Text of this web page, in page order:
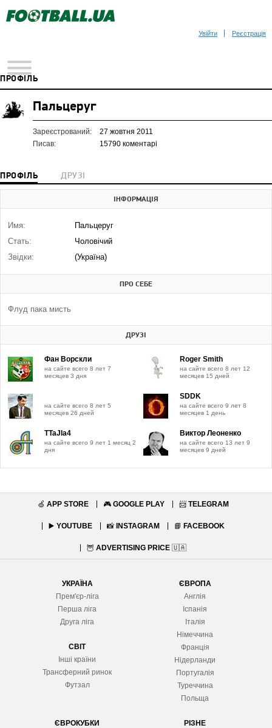
Увійти Реєстрація
ПРОФІЛЬ
Пальцеруг
Зареєстрований:
27 жовтня 2011
Писав:
15790 коментарі
ПРОФІЛЬ ДРУЗІ
ІНФОРМАЦІЯ
Имя:
Пальцеруг
Стать:
Чоловічий
Звідки:
(Україна)
ПРО СЕБЕ
Флуд пака мисть
ДРУЗІ
Фан Ворскли
на сайте всего 8 лет 7
месяцев 3 дня
Roger Smith
на сайте всего 8 лет 12
месяцев 15 дней
на сайте всего 8 лет 5
месяцев 26 дней
SDDK
на сайте всего 9 лет 8
месяцев 1 день
TTaJIa4
на сайте всего 9 лет 1 месяц 2
дня
Виктор Леоненко
на сайте всего 13 лет 9
месяцев 9 дней
🍏 APP STORE 🎮 GOOGLE PLAY 📨 TELEGRAM
▶️ YOUTUBE 📸 INSTAGRAM 📘 FACEBOOK
🦉 ADVERTISING PRICE 🇺🇦
УКРАЇНА
Прем'єр-ліга
Перша ліга
Друга ліга
СВІТ
Інші країни
Трансферний ринок
Футзал
ЄВРОПА
Англія
Іспанія
Італія
Німеччина
Франція
Нідерланди
Португалія
Туреччина
Польща
ЄВРОКУБКИ
РІЗНЕ